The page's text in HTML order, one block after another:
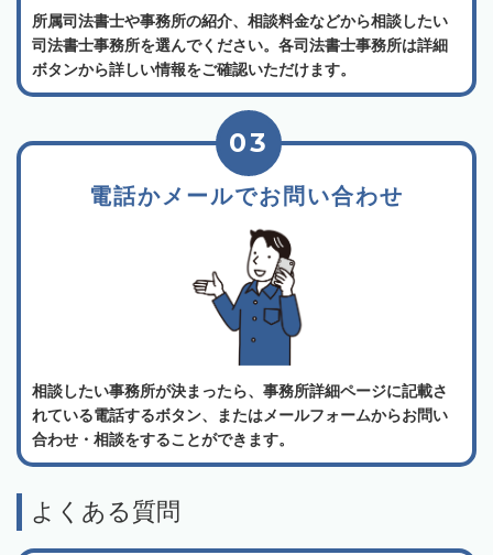
所属司法書士や事務所の紹介、相談料金などから相談したい
司法書士事務所を選んでください。各司法書士事務所は詳細
ボタンから詳しい情報をご確認いただけます。
電話かメールでお問い合わせ
03
相談したい事務所が決まったら、事務所詳細ページに記載さ
れている電話するボタン、またはメールフォームからお問い
合わせ・相談をすることができます。
よくある質問